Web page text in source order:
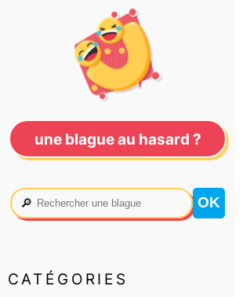
une blague au hasard ?
🔎
CATÉGORIES